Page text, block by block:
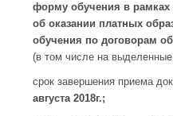
форму обучения в
об оказании платных
обучения по договорам
(в том числе на
срок завершения приема
августа 2018г.;